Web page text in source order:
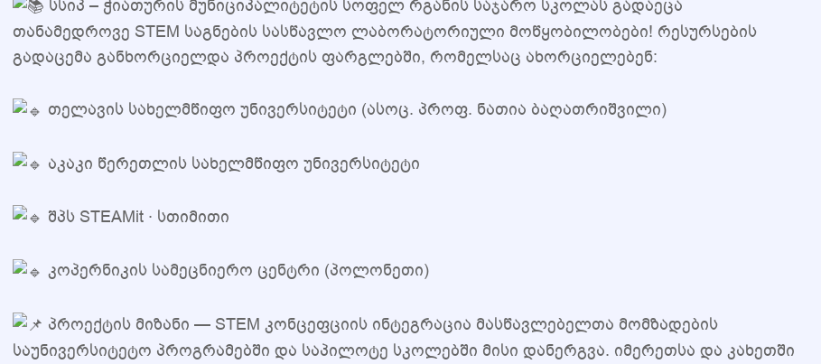
სსიპ – ჭიათურის მუნიციპალიტეტის სოფელ რგანის საჯარო სკოლას გადაეცა
თანამედროვე STEM საგნების სასწავლო ლაბორატორიული მოწყობილობები! რესურსების
გადაცემა განხორციელდა პროექტის ფარგლებში, რომელსაც ახორციელებენ:
თელავის სახელმწიფო უნივერსიტეტი (ასოც. პროფ. ნათია ბაღათრიშვილი)
აკაკი წერეთლის სახელმწიფო უნივერსიტეტი
შპს STEAMit · სთიმითი
კოპერნიკის სამეცნიერო ცენტრი (პოლონეთი)
პროექტის მიზანი — STEM კონცეფციის ინტეგრაცია მასწავლებელთა მომზადების
საუნივერსიტეტო პროგრამებში და საპილოტე სკოლებში მისი დანერგვა. იმერეთსა და კახეთში